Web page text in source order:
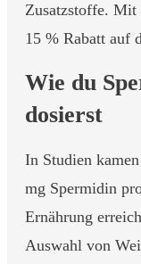
Zusatzstoffe. Mit
15 % Rabatt auf
Wie du
dosierst
In Studien
mg Spermidin
Ernährung
Auswahl von